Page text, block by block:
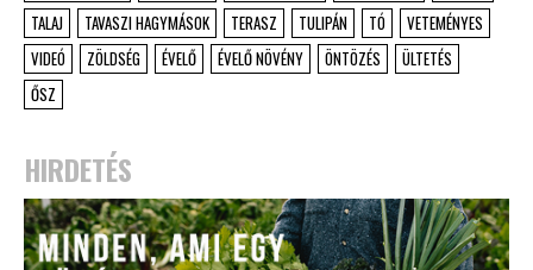
TALAJ
TAVASZI HAGYMÁSOK TERASZ TULIPÁN TÓ
VETEMÉNYES
VIDEÓ
ZÖLDSÉG ÉVELŐ ÉVELŐ NÖVÉNY ÖNTÖZÉS
ÜLTETÉS
ŐSZ
HIRDETÉS